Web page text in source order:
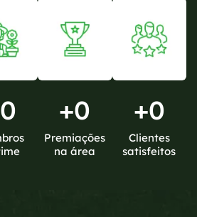
0 +0
Premiações
na área
+0
Clientes
satisfeitos